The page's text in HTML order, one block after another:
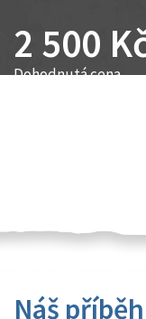
2 500
Dohodnutá cena
Náš příběh